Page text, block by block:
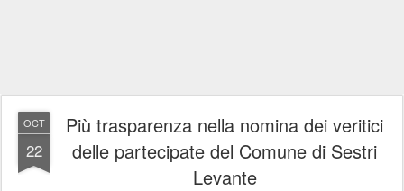
OCT
22
Più trasparenza nella nomina dei veritici
delle partecipate del Comune di Sestri
Levante